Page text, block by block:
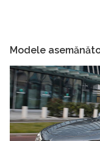
Modele